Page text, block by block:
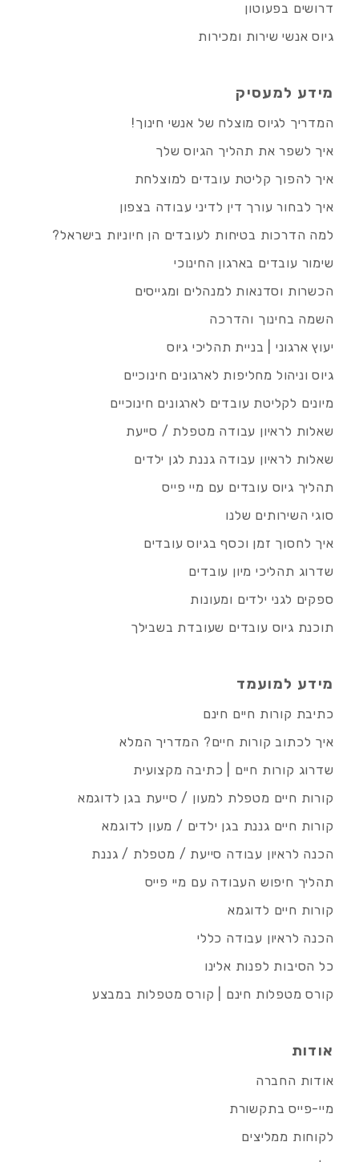
דרושים בפעוטון
גיוס אנשי שירות ומכירות
מידע למעסיק
המדריך לגיוס מוצלח של אנשי חינוך!
איך לשפר את תהליך הגיוס שלך
איך להפוך קליטת עובדים למוצלחת
איך לבחור עורך דין לדיני עבודה בצפון
למה הדרכות בטיחות לעובדים הן חיוניות בישראל?
שימור עובדים בארגון החינוכי
הכשרות וסדנאות למנהלים ומגייסים
השמה בחינוך והדרכה
יעוץ ארגוני | בניית תהליכי גיוס
גיוס וניהול מחליפות לארגונים חינוכיים
מיונים לקליטת עובדים לארגונים חינוכיים
שאלות לראיון עבודה מטפלת / סייעת
שאלות לראיון עבודה גננת לגן ילדים
תהליך גיוס עובדים עם מיי פייס
סוגי השירותים שלנו
איך לחסוך זמן וכסף בגיוס עובדים
שדרוג תהליכי מיון עובדים
ספקים לגני ילדים ומעונות
תוכנת גיוס עובדים שעובדת בשבילך
מידע למועמד
כתיבת קורות חיים חינם
איך לכתוב קורות חיים? המדריך המלא
שדרוג קורות חיים | כתיבה מקצועית
קורות חיים מטפלת למעון / סייעת בגן לדוגמא
קורות חיים גננת בגן ילדים / מעון לדוגמא
הכנה לראיון עבודה סייעת / מטפלת / גננת
תהליך חיפוש העבודה עם מיי פייס
קורות חיים לדוגמא
הכנה לראיון עבודה כללי
כל הסיבות לפנות אלינו
קורס מטפלות חינם | קורס מטפלות במבצע
אודות
אודות החברה
מיי-פייס בתקשורת
לקוחות ממליצים